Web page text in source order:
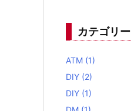
カテゴリー
ATM (1)
DIY (2)
DIY (1)